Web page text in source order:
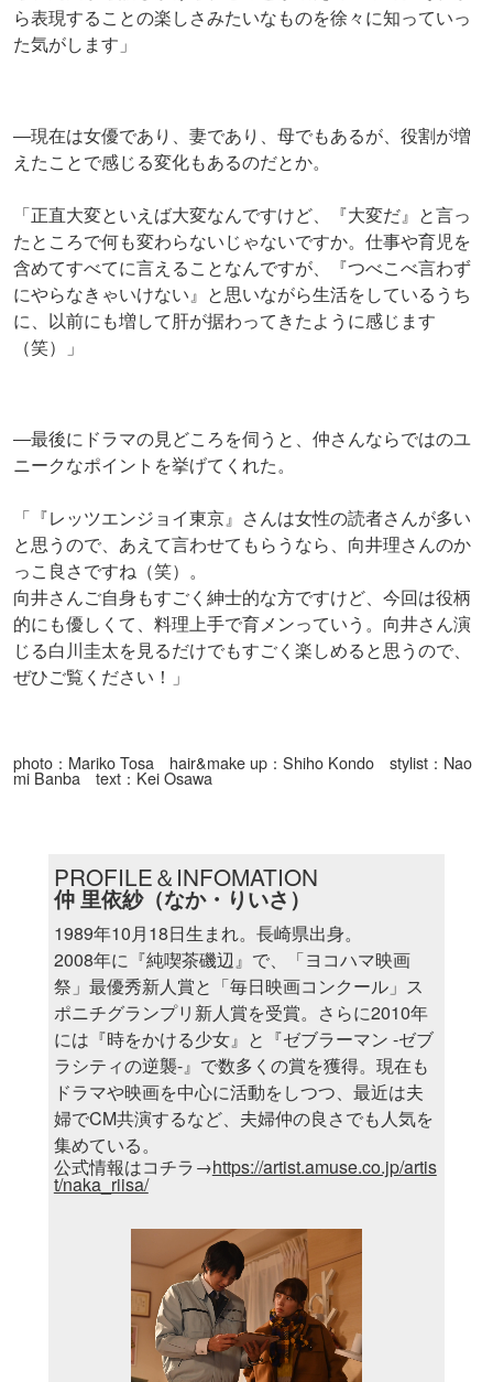
ら表現することの楽しさみたいなものを徐々に知っていっ
た気がします」
―現在は女優であり、妻であり、母でもあるが、役割が増
えたことで感じる変化もあるのだとか。
「正直大変といえば大変なんですけど、『大変だ』と言っ
たところで何も変わらないじゃないですか。仕事や育児を
含めてすべてに言えることなんですが、『つべこべ言わず
にやらなきゃいけない』と思いながら生活をしているうち
に、以前にも増して肝が据わってきたように感じます
（笑）」
―最後にドラマの見どころを伺うと、仲さんならではのユ
ニークなポイントを挙げてくれた。
「『レッツエンジョイ東京』さんは女性の読者さんが多い
と思うので、あえて言わせてもらうなら、向井理さんのか
っこ良さですね（笑）。
向井さんご自身もすごく紳士的な方ですけど、今回は役柄
的にも優しくて、料理上手で育メンっていう。向井さん演
じる白川圭太を見るだけでもすごく楽しめると思うので、
ぜひご覧ください！」
photo：Mariko Tosa hair&make up：Shiho Kondo stylist：Nao
mi Banba text：Kei Osawa
PROFILE＆INFOMATION
仲 里依紗（なか・りいさ）
1989年10月18日生まれ。長崎県出身。
2008年に『純喫茶磯辺』で、「ヨコハマ映画
祭」最優秀新人賞と「毎日映画コンクール」ス
ポニチグランプリ新人賞を受賞。さらに2010年
には『時をかける少女』と『ゼブラーマン -ゼブ
ラシティの逆襲-』で数多くの賞を獲得。現在も
ドラマや映画を中心に活動をしつつ、最近は夫
婦でCM共演するなど、夫婦仲の良さでも人気を
集めている。
公式情報はコチラ→https://artist.amuse.co.jp/artis
t/naka_riisa/